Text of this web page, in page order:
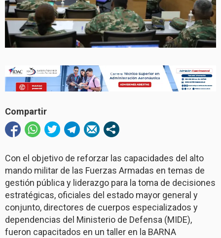
Compartir
Con el objetivo de reforzar las capacidades del alto
mando militar de las Fuerzas Armadas en temas de
gestión pública y liderazgo para la toma de decisiones
estratégicas, oficiales del estado mayor general y
conjunto, directores de cuerpos especializados y
dependencias del Ministerio de Defensa (MIDE),
fueron capacitados en un taller en la BARNA